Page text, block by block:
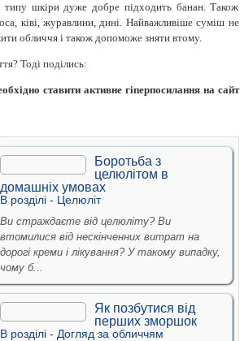
шкіри дуже добре підходить банан. Також
ківі, журавлини, дині. Найважливіше суміш не
обличчя і також допоможе зняти втому.
Тоді поділись:
ставити активне гіперпосилання на сайт
Боротьба з
целюлітом в
домашніх умовах
В рoздiлi - Целюлiт
Ви страждаєте від целюліту? Ви
втомилися від нескінченних витрат на
дорогі креми і лікування? У такому випадку,
чому б...
Як позбутися від
перших зморшок
В рoздiлi - Догляд за обличчям